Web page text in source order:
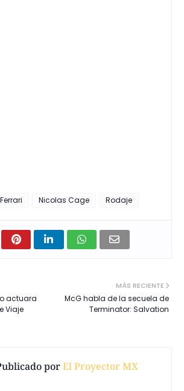
Ferrari Nicolas Cage Rodaje
MÁS RECIENTE
McG habla de la secuela de
Terminator: Salvation
actuara
Viaje
porEl Proyector MX